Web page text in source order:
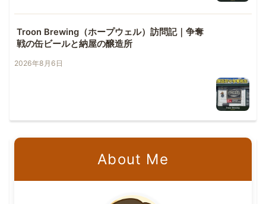
Troon Brewing（ホープウェル）訪問記｜争奪
戦の缶ビールと納屋の醸造所
2026年8月6日
About Me